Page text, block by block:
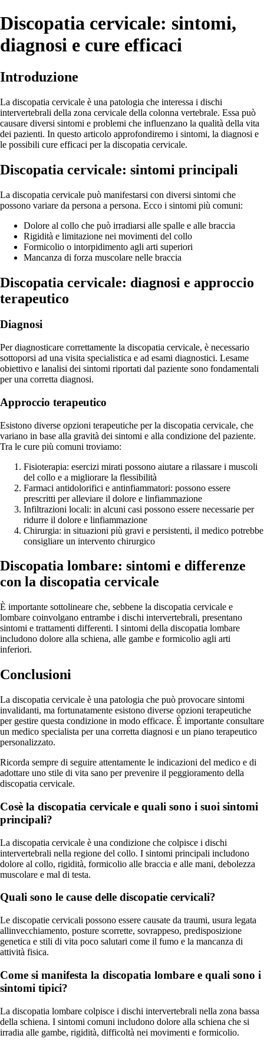
Discopatia cervicale: sintomi,
diagnosi e cure efficaci
Introduzione
La discopatia cervicale è una patologia che interessa i dischi
intervertebrali della zona cervicale della colonna vertebrale. Essa può
causare diversi sintomi e problemi che influenzano la qualità della vita
dei pazienti. In questo articolo approfondiremo i sintomi, la diagnosi e
le possibili cure efficaci per la discopatia cervicale.
Discopatia cervicale: sintomi principali
La discopatia cervicale può manifestarsi con diversi sintomi che
possono variare da persona a persona. Ecco i sintomi più comuni:
Dolore al collo che può irradiarsi alle spalle e alle braccia
Rigidità e limitazione nei movimenti del collo
Formicolio o intorpidimento agli arti superiori
Mancanza di forza muscolare nelle braccia
Discopatia cervicale: diagnosi e approccio
terapeutico
Diagnosi
Per diagnosticare correttamente la discopatia cervicale, è necessario
sottoporsi ad una visita specialistica e ad esami diagnostici. Lesame
obiettivo e lanalisi dei sintomi riportati dal paziente sono fondamentali
per una corretta diagnosi.
Approccio terapeutico
Esistono diverse opzioni terapeutiche per la discopatia cervicale, che
variano in base alla gravità dei sintomi e alla condizione del paziente.
Tra le cure più comuni troviamo:
Fisioterapia: esercizi mirati possono aiutare a rilassare i muscoli
del collo e a migliorare la flessibilità
Farmaci antidolorifici e antinfiammatori: possono essere
prescritti per alleviare il dolore e linfiammazione
Infiltrazioni locali: in alcuni casi possono essere necessarie per
ridurre il dolore e linfiammazione
Chirurgia: in situazioni più gravi e persistenti, il medico potrebbe
consigliare un intervento chirurgico
Discopatia lombare: sintomi e differenze
con la discopatia cervicale
È importante sottolineare che, sebbene la discopatia cervicale e
lombare coinvolgano entrambe i dischi intervertebrali, presentano
sintomi e trattamenti differenti. I sintomi della discopatia lombare
includono dolore alla schiena, alle gambe e formicolio agli arti
inferiori.
Conclusioni
La discopatia cervicale è una patologia che può provocare sintomi
invalidanti, ma fortunatamente esistono diverse opzioni terapeutiche
per gestire questa condizione in modo efficace. È importante consultare
un medico specialista per una corretta diagnosi e un piano terapeutico
personalizzato.
Ricorda sempre di seguire attentamente le indicazioni del medico e di
adottare uno stile di vita sano per prevenire il peggioramento della
discopatia cervicale.
Cosè la discopatia cervicale e quali sono i suoi sintomi
principali?
La discopatia cervicale è una condizione che colpisce i dischi
intervertebrali nella regione del collo. I sintomi principali includono
dolore al collo, rigidità, formicolio alle braccia e alle mani, debolezza
muscolare e mal di testa.
Quali sono le cause delle discopatie cervicali?
Le discopatie cervicali possono essere causate da traumi, usura legata
allinvecchiamento, posture scorrette, sovrappeso, predisposizione
genetica e stili di vita poco salutari come il fumo e la mancanza di
attività fisica.
Come si manifesta la discopatia lombare e quali sono i
sintomi tipici?
La discopatia lombare colpisce i dischi intervertebrali nella zona bassa
della schiena. I sintomi comuni includono dolore alla schiena che si
irradia alle gambe, rigidità, difficoltà nei movimenti e formicolio.